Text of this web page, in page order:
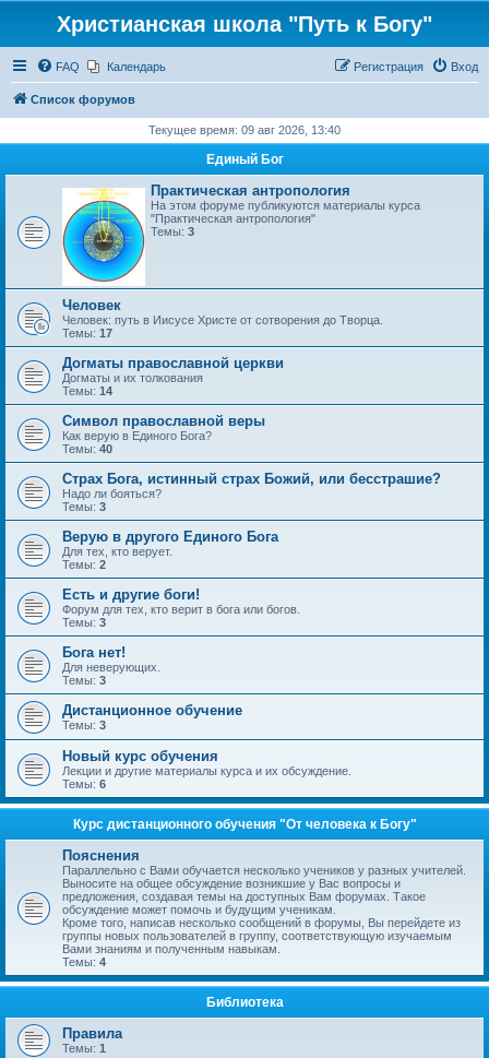
Христианская школа "Путь к Богу"
FAQ Календарь Вход
Регистрация
Список форумов
Текущее время: 09 авг 2026, 13:40
Единый Бог
Практическая антропология
На этом форуме публикуются материалы курса
"Практическая антропология"
Темы: 3
Человек
Человек: путь в Иисусе Христе от сотворения до Творца.
Темы: 17
Догматы православной церкви
Догматы и их толкования
Темы: 14
Символ православной веры
Как верую в Единого Бога?
Темы: 40
Страх Бога, истинный страх Божий, или бесстрашие?
Надо ли бояться?
Темы: 3
Верую в другого Единого Бога
Для тех, кто верует.
Темы: 2
Есть и другие боги!
Форум для тех, кто верит в бога или богов.
Темы: 3
Бога нет!
Для неверующих.
Темы: 3
Дистанционное обучение
Темы: 3
Новый курс обучения
Лекции и другие материалы курса и их обсуждение.
Темы: 6
Курс дистанционного обучения "От человека к Богу"
Пояснения
Параллельно с Вами обучается несколько учеников у разных учителей.
Выносите на общее обсуждение возникшие у Вас вопросы и
предложения, создавая темы на доступных Вам форумах. Такое
обсуждение может помочь и будущим ученикам.
Кроме того, написав несколько сообщений в форумы, Вы перейдете из
группы новых пользователей в группу, соответствующую изучаемым
Вами знаниям и полученным навыкам.
Темы: 4
Библиотека
Правила
Темы: 1